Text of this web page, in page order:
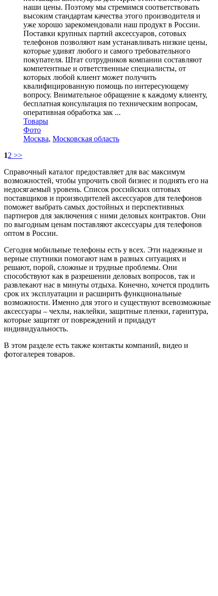
наши цены. Поэтому мы стремимся соответствовать
высоким стандартам качества этого производителя и
уже хорошо зарекомендовали наш продукт в России.
Поставки крупных партий аксессуаров, сотовых
телефонов позволяют нам устанавливать низкие цены,
которые удивят любого и самого требовательного
покупателя. Штат сотрудников компании составляют
компетентные и ответственные специалисты, от
которых любой клиент может получить
квалифицированную помощь по интересующему
вопросу. Внимательное обращение к каждому клиенту,
бесплатная консультация по техническим вопросам,
оперативная обработка зак ...
Товары
Фото
Москва, Московская область
12 >>
Справочный каталог предоставляет для вас максимум
возможностей, чтобы упрочить свой бизнес и поднять его на
недосягаемый уровень. Список российских оптовых
поставщиков и производителей аксессуаров для телефонов
поможет выбрать самых достойных и перспективных
партнеров для заключения с ними деловых контрактов. Они
по выгодным ценам поставляют аксессуары для телефонов
оптом в России.
Сегодня мобильные телефоны есть у всех. Эти надежные и
верные спутники помогают нам в разных ситуациях и
решают, порой, сложные и трудные проблемы. Они
способствуют как в разрешении деловых вопросов, так и
развлекают нас в минуты отдыха. Конечно, хочется продлить
срок их эксплуатации и расширить функциональные
возможности. Именно для этого и существуют всевозможные
аксессуары – чехлы, наклейки, защитные пленки, гарнитура,
которые защитят от повреждений и придадут
индивидуальность.
В этом разделе есть также контакты компаний, видео и
фотогалерея товаров.